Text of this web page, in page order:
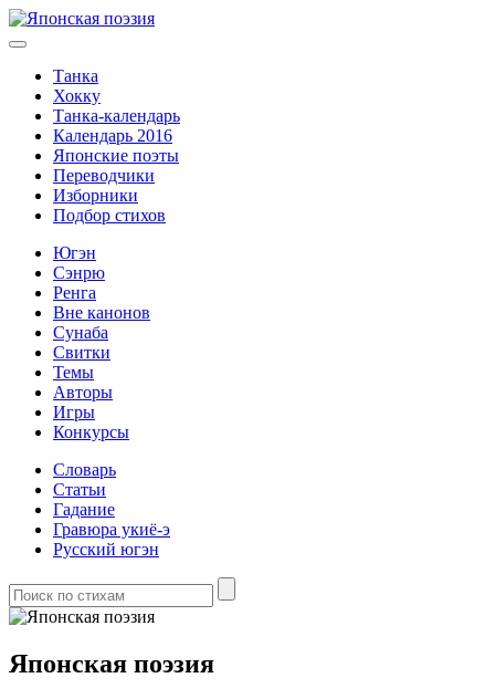
Танка
Хокку
Танка-календарь
Календарь 2016
Японские поэты
Переводчики
Изборники
Подбор стихов
Югэн
Сэнрю
Ренга
Вне канонов
Сунаба
Свитки
Темы
Авторы
Игры
Конкурсы
Словарь
Статьи
Гадание
Гравюра укиё-э
Русский югэн
Японская поэзия